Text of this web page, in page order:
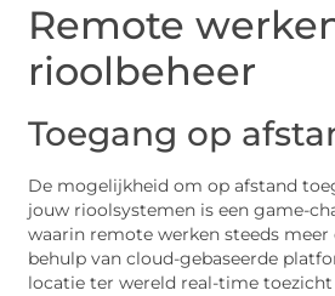
Remote
rioolbeheer
Toegang op
De mogelijkheid om op afstand
jouw rioolsystemen is een game-
waarin remote werken steeds
behulp van cloud-gebaseerde
locatie ter wereld real-time